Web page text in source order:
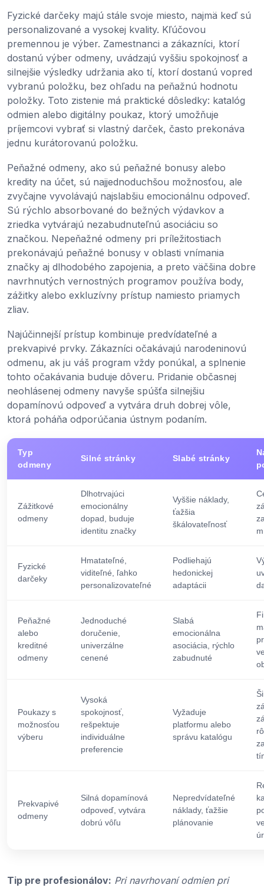
Fyzické darčeky majú stále svoje miesto, najmä keď sú
personalizované a vysokej kvality. Kľúčovou
premennou je výber. Zamestnanci a zákazníci, ktorí
dostanú výber odmeny, uvádzajú vyššiu spokojnosť a
silnejšie výsledky udržania ako tí, ktorí dostanú vopred
vybranú položku, bez ohľadu na peňažnú hodnotu
položky. Toto zistenie má praktické dôsledky: katalóg
odmien alebo digitálny poukaz, ktorý umožňuje
príjemcovi vybrať si vlastný darček, často prekonáva
jednu kurátorovanú položku.
Peňažné odmeny, ako sú peňažné bonusy alebo
kredity na účet, sú najjednoduchšou možnosťou, ale
zvyčajne vyvolávajú najslabšiu emocionálnu odpoveď.
Sú rýchlo absorbované do bežných výdavkov a
zriedka vytvárajú nezabudnuteľnú asociáciu so
značkou. Nepeňažné odmeny pri príležitostiach
prekonávajú peňažné bonusy v oblasti vnímania
značky aj dlhodobého zapojenia, a preto väčšina dobre
navrhnutých vernostných programov používa body,
zážitky alebo exkluzívny prístup namiesto priamych
zliav.
Najúčinnejší prístup kombinuje predvídateľné a
prekvapivé prvky. Zákazníci očakávajú narodeninovú
odmenu, ak ju váš program vždy ponúkal, a splnenie
tohto očakávania buduje dôveru. Pridanie občasnej
neohlásenej odmeny navyše spúšťa silnejšiu
dopamínovú odpoveď a vytvára druh dobrej vôle,
ktorá poháňa odporúčania ústnym podaním.
Typ
odmeny
Silné stránky Slabé stránky
Zážitkové
odmeny
Dlhotrvajúci
emocionálny
dopad, buduje
identitu značky
Vyššie náklady,
ťažšia
škálovateľnosť
Fyzické
darčeky
Hmatateľné,
viditeľné, ľahko
personalizovateľné
Podliehajú
hedonickej
adaptácii
Peňažné
alebo
kreditné
odmeny
Jednoduché
doručenie,
univerzálne
cenené
Slabá
emocionálna
asociácia, rýchlo
zabudnuté
Poukazy s
možnosťou
výberu
Vysoká
spokojnosť,
rešpektuje
individuálne
preferencie
Vyžaduje
platformu alebo
správu katalógu
Prekvapivé
odmeny
Silná dopamínová
odpoveď, vytvára
dobrú vôľu
Nepredvídateľné
náklady, ťažšie
plánovanie
Tip pre profesionálov: Pri navrhovaní odmien pri